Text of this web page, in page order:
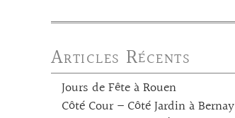
Articles Récents
Jours de Fête à Rouen
Côté Cour – Côté Jardin à Bernay